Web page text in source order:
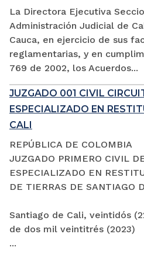
La Directora Ejecutiva
Administración Judicial de
Cauca, en ejercicio de sus
reglamentarias, y en
769 de 2002, los Acuerdos...
JUZGADO 001 CIVIL
ESPECIALIZADO EN
CALI
REPÚBLICA DE COLOMBIA
JUZGADO PRIMERO CIVIL
ESPECIALIZADO EN
DE TIERRAS DE SANTIAGO
Santiago de Cali, veintidós
de dos mil veintitrés (2023)
...